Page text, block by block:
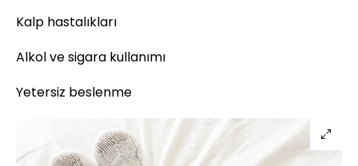
Kalp hastalıkları
Alkol ve sigara kullanımı
Yetersiz beslenme